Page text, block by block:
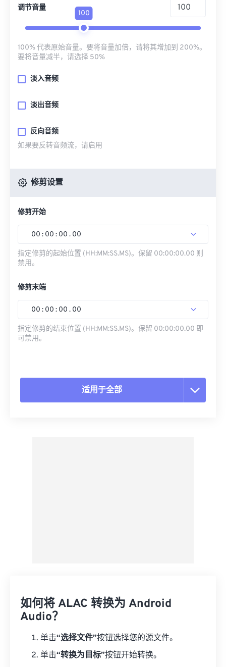
调节音量
100
100% 代表原始音量。要将音量加倍，请将其增加到 200%。
要将音量减半，请选择 50%
淡入音频
淡出音频
反向音频
如果要反转音频流，请启用
修剪设置
修剪开始
00 : 00 : 00 . 00
指定修剪的起始位置 (HH:MM:SS.MS)。保留 00:00:00.00 则
禁用。
修剪末端
00 : 00 : 00 . 00
指定修剪的结束位置 (HH:MM:SS.MS)。保留 00:00:00.00 即
可禁用。
适用于全部
如何将 ALAC 转换为 Android
Audio？
单击“选择文件”按钮选择您的源文件。
单击“转换为目标”按钮开始转换。